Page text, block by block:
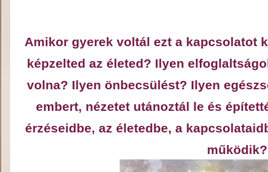
Amikor gyerek voltál ezt a kapcsolatot
képzelted az életed? Ilyen
volna? Ilyen önbecsülést? Ilyen
embert, nézetet utánoztál le és
érzéseidbe, az életedbe, a